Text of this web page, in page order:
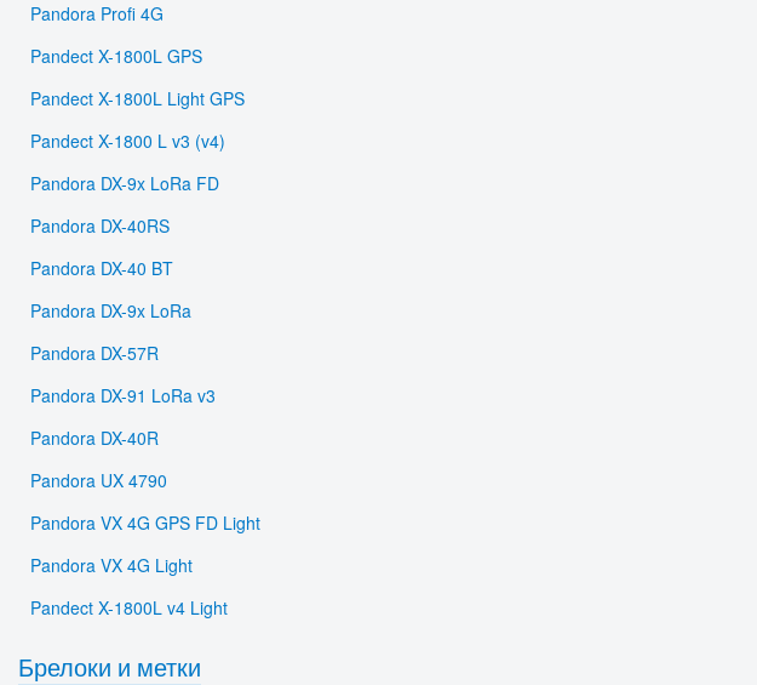
Pandora Profi 4G
Pandect X-1800L GPS
Pandect X-1800L Light GPS
Pandect X-1800 L v3 (v4)
Pandora DX-9x LoRa FD
Pandora DX-40RS
Pandora DX-40 BT
Pandora DX-9x LoRa
Pandora DX-57R
Pandora DX-91 LoRa v3
Pandora DX-40R
Pandora UX 4790
Pandora VX 4G GPS FD Light
Pandora VX 4G Light
Pandect X-1800L v4 Light
Брелоки и метки